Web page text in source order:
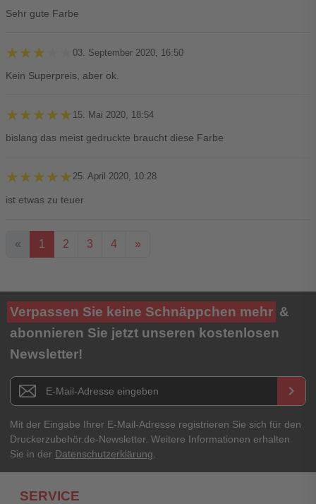
Sehr gute Farbe
★★★★★
★★★★★ 03. September 2020, 16:50
Kein Superpreis, aber ok.
★★★★★
★★★★★ 15. Mai 2020, 18:54
bislang das meist gedruckte braucht diese Farbe
★★★★★
★★★★★ 25. April 2020, 10:28
ist etwas zu teuer
« 1 2 3 4 »
Ihre Bewertung**
★★★★★
Titel**
E-Mail-Adresse
Ihr Passwort
Verpassen Sie keine Schnäppchen mehr &
abonnieren Sie jetzt unseren kostenlosen
Newsletter!
Newsletter E-Mail Adresse keyboard_arrow_right
Mit der Eingabe Ihrer E-Mail-Adresse registrieren Sie sich für den
Druckerzubehör.de-Newsletter. Weitere Informationen erhalten
Sie in der Datenschutzerklärung
SERVICE